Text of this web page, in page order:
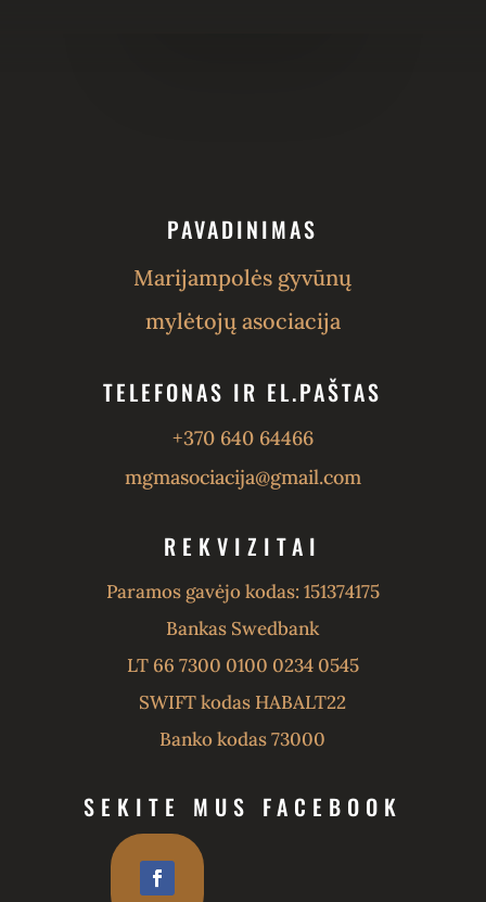
PAVADINIMAS
Marijampolės gyvūnų
mylėtojų asociacija
TELEFONAS IR EL.PAŠTAS
+370 640 64466
mgmasociacija@gmail.com
REKVIZITAI
Paramos gavėjo kodas: 151374175
Bankas Swedbank
LT 66 7300 0100 0234 0545
SWIFT kodas HABALT22
Banko kodas 73000
SEKITE MUS FACEBOOK